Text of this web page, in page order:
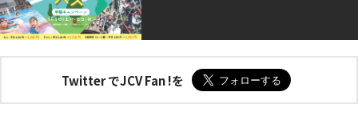
Twitter でJCV Fan !を